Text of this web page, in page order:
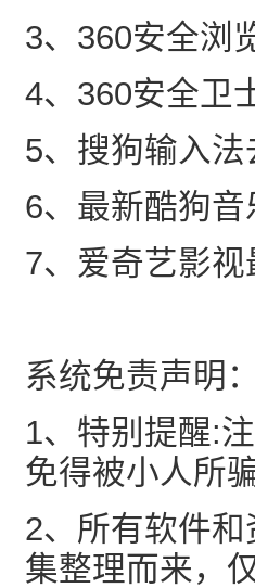
3、360安全浏
4、360安全卫
5、搜狗输入法
6、最新酷狗音
7、爱奇艺影视
系统免责声明：
1、特别提醒:
免得被小人所骗
2、所有软件
集整理而来，